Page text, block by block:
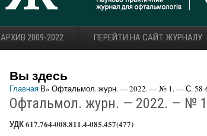
АРХИВ 2009-2022 ПЕРЕЙТИ НА САЙТ ЖУРНАЛУ
Вы здесь
Главная В» Офтальмол. журн. — 2022. — № 1. — С. 58-
Офтальмол. журн. — 2022. — №
УДК 617.764-008.811.4-085.457(477)